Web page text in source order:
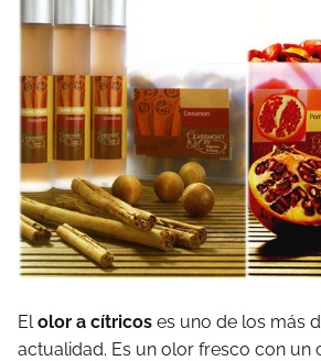
El olor a cítricos es uno de los más
actualidad. Es un olor fresco con un